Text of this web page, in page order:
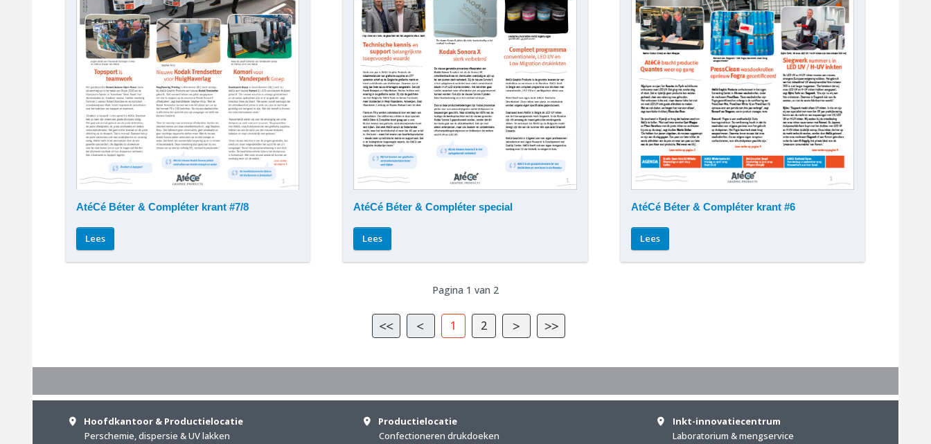
AtéCé Béter & Compléter krant #7/8
Lees
AtéCé Béter & Compléter special
Lees
AtéCé Béter & Compléter krant #6
Lees
Pagina 1 van 2
1 2
Hoofdkantoor & Productielocatie
Perschemie, dispersie & UV lakken
Productielocatie
Confectioneren drukdoeken
Inkt-innovatiecentrum
Laboratorium & mengservice